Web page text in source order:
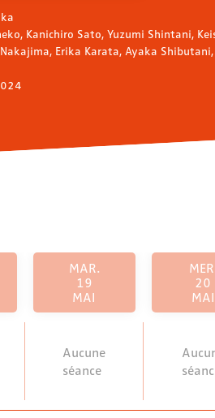
Kanichiro Sato, Yuzumi Shintani,
Erika Karata, Ayaka
MAR.
19
MAI
Aucune
séance
20
MAI